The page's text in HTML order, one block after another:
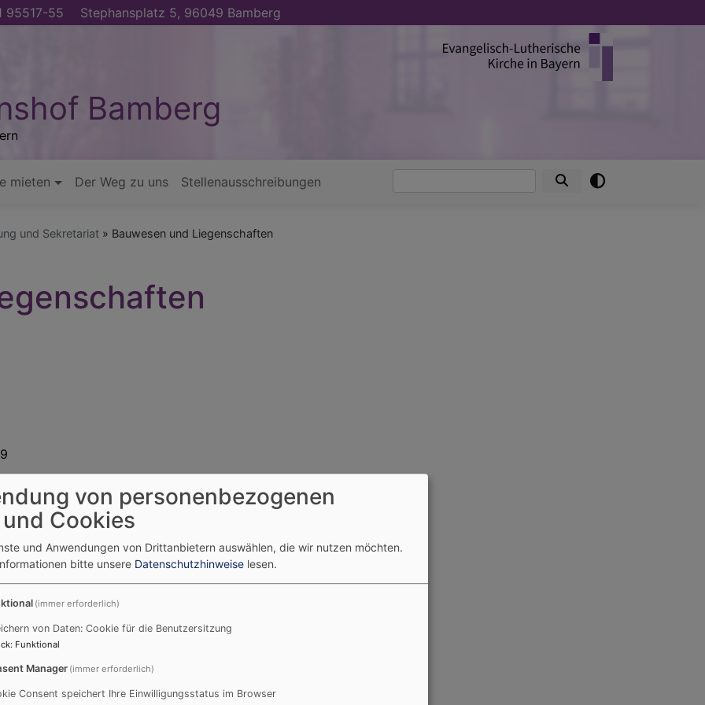
95517-55 Stephansplatz 5, 96049 Bamberg
Bamberg
mieten Der Weg zu uns Stellenausschreibungen
und Sekretariat Bauwesen und Liegenschaften
geprüfte Bautechnikerin
von personenbezogenen
Cookies
und Anwendungen von Drittanbietern auswählen, die wir nutzen möchten.
bitte unsere Datenschutzhinweise lesen.
(immer erforderlich)
von Daten: Cookie für die Benutzersitzung
: Funktional
Manager (immer erforderlich)
Consent speichert Ihre Einwilligungsstatus im Browser